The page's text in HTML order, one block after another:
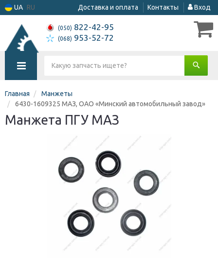
UA RU Доставка и оплата Контакты Вход
(050) 822-42-95
(068) 953-52-72
Главная
Манжеты
6430-1609325 МАЗ, ОАО «Минский автомобильный завод»
Манжета ПГУ МАЗ